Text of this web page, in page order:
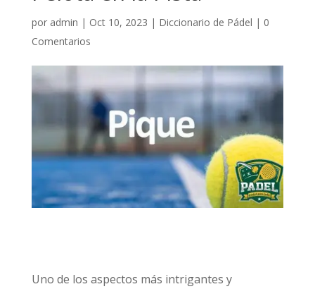
por admin | Oct 10, 2023 | Diccionario de Pádel | 0
Comentarios
Uno de los aspectos más intrigantes y